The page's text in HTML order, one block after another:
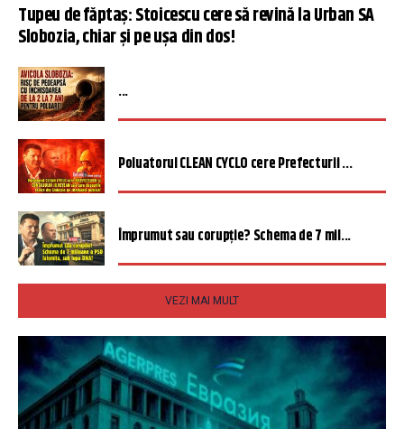
Tupeu de făptaș: Stoicescu cere să revină la Urban SA
Slobozia, chiar și pe ușa din dos!
...
Poluatorul CLEAN CYCLO cere Prefecturii ...
Împrumut sau corupție? Schema de 7 mil...
VEZI MAI MULT